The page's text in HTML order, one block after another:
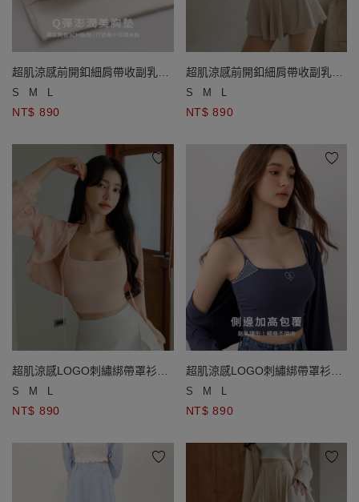
超肌涼感前開釦細肩帶收副乳連
身褲(附胸墊)
S M L
NT$ 890
超肌涼感前開釦細肩帶收副乳連
身褲(附胸墊)
S M L
NT$ 890
超肌涼感LOGO刺繡綁帶罩衫細
肩帶背心套裝(附胸墊)
S M L
NT$ 890
超肌涼感LOGO刺繡綁帶罩衫細
肩帶背心套裝(附胸墊)
S M L
NT$ 890